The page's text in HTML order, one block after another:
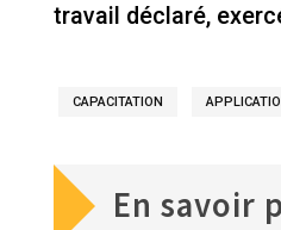
travail déclaré,
CAPACITATION
En savoir